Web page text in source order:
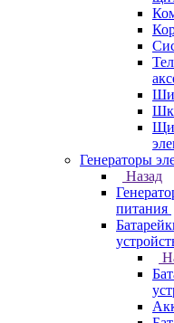
Генераторы
Назад
питания